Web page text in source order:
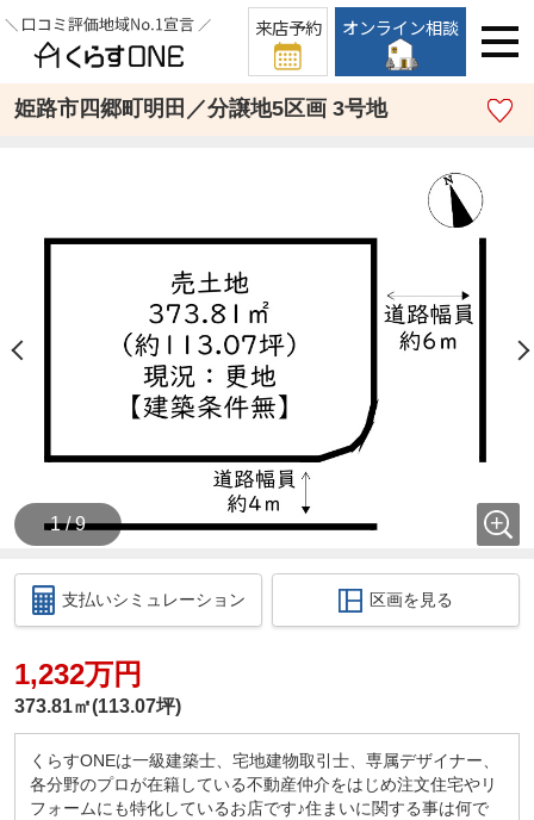
来店予約 オンライン相談
姫路市四郷町明田／分譲地5区画 3号地
1 / 9
支払いシミュレーション 区画を見る
1,232万円
373.81㎡(113.07坪)
くらすONEは一級建築士、宅地建物取引士、専属デザイナー、
各分野のプロが在籍している不動産仲介をはじめ注文住宅やリ
フォームにも特化しているお店です♪住まいに関する事は何で